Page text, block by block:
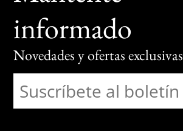
informado
Novedades y ofertas exclusivas